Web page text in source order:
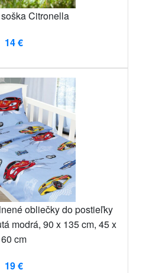
Citronella
14 €
obliečky do postieľky
modrá, 90 x 135 cm, 45 x
60 cm
19 €